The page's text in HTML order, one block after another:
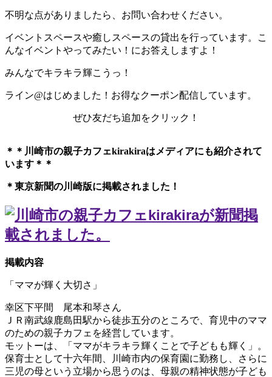
不明な点がありましたら、お問い合わせください。
イベントスペースや癒しスペースの貸出を行っています。こ
んなイベントやってみたい！にお答えしますよ！
みんなでキラキラ輝こうっ！
ライン@はじめました！お得なクーポン配信しています。
ぜひ友だち追加をクリック！
＊＊川崎市の親子カフェkirakiraは メディアにも紹介されて
います＊＊
＊東京新聞の川崎版に掲載されました！
掲載内容
「ママが輝く大切さ」
幸区下平間 尾本和琴さん
ＪＲ南武線鹿島田駅から徒歩五分のところで、育児中のママ
のための親子カフェを経営しています。
モットーは、「ママがキラキラ輝くことで子どもも輝く」。
保育士として十六年間、川崎市内の保育園に勤務し、さらに
三児の母という立場から思うのは、母親の精神状態が子ども